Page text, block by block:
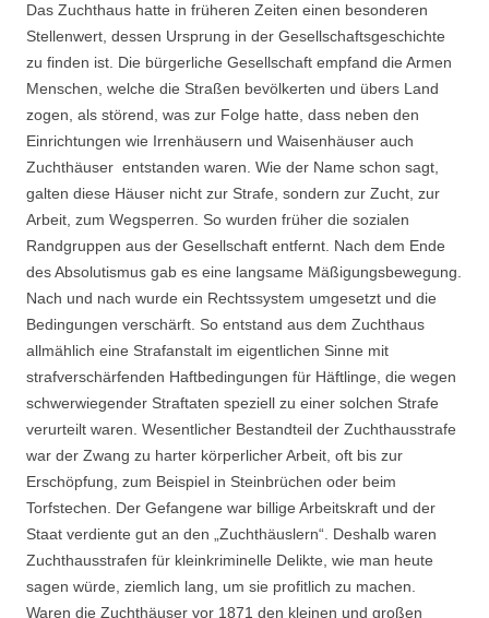
Das Zuchthaus hatte in früheren Zeiten einen besonderen
Stellenwert, dessen Ursprung in der Gesellschaftsgeschichte
zu finden ist. Die bürgerliche Gesellschaft empfand die Armen
Menschen, welche die Straßen bevölkerten und übers Land
zogen, als störend, was zur Folge hatte, dass neben den
Einrichtungen wie Irrenhäusern und Waisenhäuser auch
Zuchthäuser entstanden waren. Wie der Name schon sagt,
galten diese Häuser nicht zur Strafe, sondern zur Zucht, zur
Arbeit, zum Wegsperren. So wurden früher die sozialen
Randgruppen aus der Gesellschaft entfernt. Nach dem Ende
des Absolutismus gab es eine langsame Mäßigungsbewegung.
Nach und nach wurde ein Rechtssystem umgesetzt und die
Bedingungen verschärft. So entstand aus dem Zuchthaus
allmählich eine Strafanstalt im eigentlichen Sinne mit
strafverschärfenden Haftbedingungen für Häftlinge, die wegen
schwerwiegender Straftaten speziell zu einer solchen Strafe
verurteilt waren. Wesentlicher Bestandteil der Zuchthausstrafe
war der Zwang zu harter körperlicher Arbeit, oft bis zur
Erschöpfung, zum Beispiel in Steinbrüchen oder beim
Torfstechen. Der Gefangene war billige Arbeitskraft und der
Staat verdiente gut an den „Zuchthäuslern“. Deshalb waren
Zuchthausstrafen für kleinkriminelle Delikte, wie man heute
sagen würde, ziemlich lang, um sie profitlich zu machen.
Waren die Zuchthäuser vor 1871 den kleinen und großen